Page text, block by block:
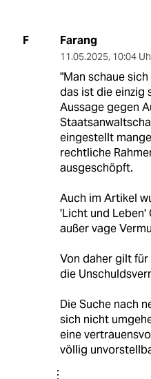
F Farang
11.05.2025, 10:04
"Man schaue
das ist die einzig
Aussage gegen
eingestellt
rechtliche
ausgeschöpft.
Auch im Artikel
'Licht und Leben'
außer vage
Von daher gilt
die
Die Suche nach
sich nicht
eine
völlig